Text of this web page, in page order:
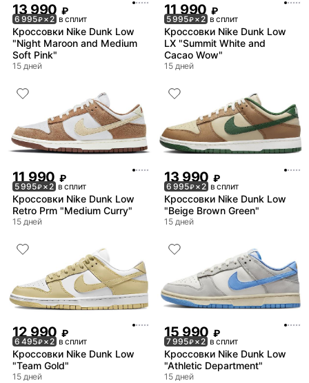
13 990 ₽
6 995₽× 2 в сплит
Кроссовки Nike Dunk Low
"Night Maroon and Medium
Soft Pink"
15 дней
11 990 ₽
5 995₽× 2 в сплит
Кроссовки Nike Dunk Low
LX "Summit White and
Cacao Wow"
15 дней
11 990 ₽
5 995₽× 2 в сплит
Кроссовки Nike Dunk Low
Retro Prm "Medium Curry"
15 дней
13 990 ₽
6 995₽× 2 в сплит
Кроссовки Nike Dunk Low
"Beige Brown Green"
15 дней
12 990 ₽
6 495₽× 2 в сплит
Кроссовки Nike Dunk Low
"Team Gold"
15 дней
15 990 ₽
7 995₽× 2 в сплит
Кроссовки Nike Dunk Low
"Athletic Department"
15 дней